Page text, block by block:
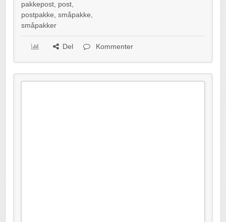
pakkepost, post,
postpakke, småpakke,
småpakker
Del Kommenter